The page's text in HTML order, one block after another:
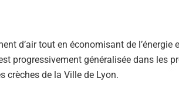
d’air tout en économisant de l’énergie
progressivement généralisée dans les
crèches de la Ville de Lyon.